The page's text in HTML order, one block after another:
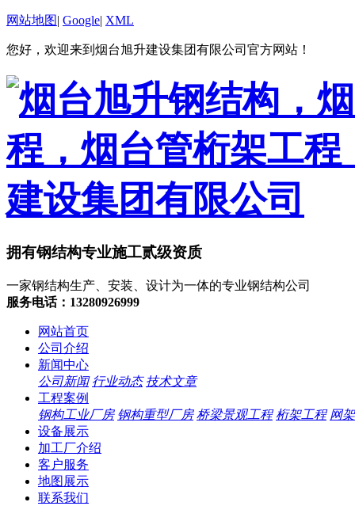
网站地图| Google| XML
您好，欢迎来到烟台旭升建设集团有限公司官方网站！
拥有钢结构专业施工贰级资质
一家钢结构生产、安装、设计为一体的专业钢结构公司
服务电话：13280926999
网站首页
公司介绍
新闻中心
公司新闻 行业动态 技术文章
工程案例
钢构工业厂房 钢构重型厂房 桥梁景观工程 桁架工程 网
设备展示
加工厂介绍
客户服务
地图展示
联系我们